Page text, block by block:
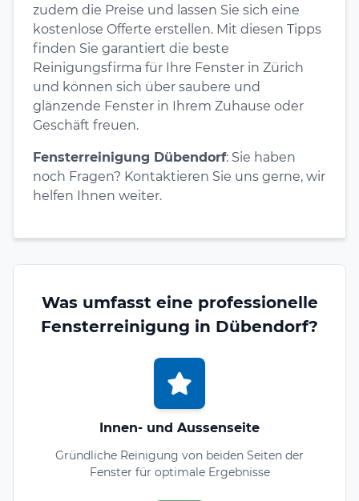
zudem die Preise und lassen Sie sich eine
kostenlose Offerte erstellen. Mit diesen Tipps
finden Sie garantiert die beste
Reinigungsfirma für Ihre Fenster in Zürich
und können sich über saubere und
glänzende Fenster in Ihrem Zuhause oder
Geschäft freuen.
Fensterreinigung Dübendorf: Sie haben
noch Fragen? Kontaktieren Sie uns gerne, wir
helfen Ihnen weiter.
Was umfasst eine professionelle
Fensterreinigung in Dübendorf?
Innen- und Aussenseite
Gründliche Reinigung von beiden Seiten der
Fenster für optimale Ergebnisse